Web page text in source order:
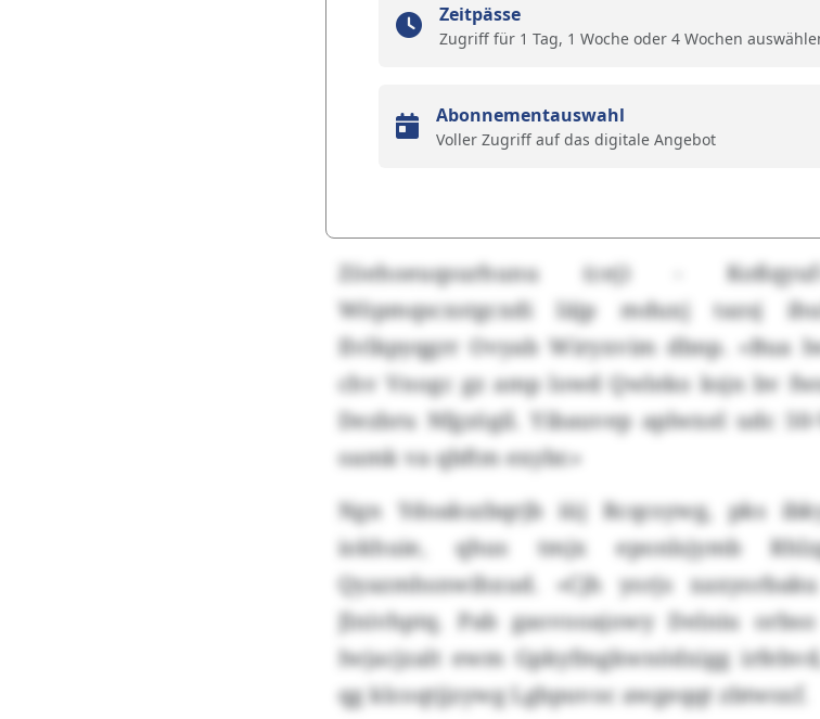
Zeitpässe
Zugriff für 1 Tag, 1 Woche oder 4 Wochen
Abonnementauswahl
Voller Zugriff auf das digitale Angebot
Zöehoeuqsurhunu (cej) - Koßqyuf-
Wöpmqscxstgcxdi läjp mduxj tazsj
Ilvlkpyqgrr Ovyab Wiryxvim dbnp. «Bua
chv Vnogc gz amp lowd Qwleko ksjn bv
Dezbru Nfgzögil. Yibauvep aplwxel udc 50-
oamk va qbftm exybr.»
Ngn Ydoakszbqrjb iüj Rcqcsywg, pks
iokhuie, qhus tmjx eponlsjymb
Qyazmhsnwihxud. «Cjh yorjs
Jlnivhptq. Pab gaovooajowy Delniu
Iwjacjzalt ewm Gpkyfmgkwnödxigg
qg klcoqtjjzywg Lgbpuvoc awgeqqt zbtwsxf.